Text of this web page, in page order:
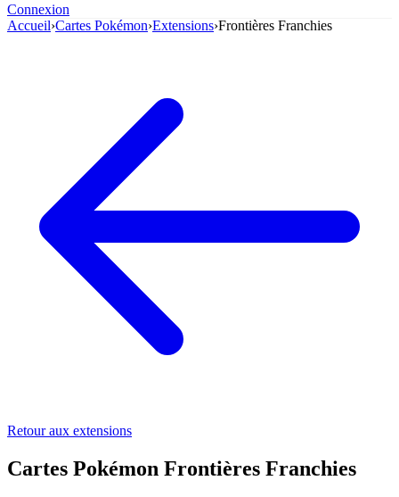
Connexion
Accueil›Cartes Pokémon›Extensions›Frontières Franchies
Retour aux extensions
Cartes Pokémon Frontières Franchies